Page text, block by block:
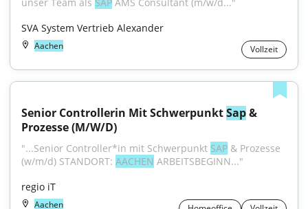
SVA System Vertrieb Alexander
Aachen Vollzeit
Senior Controllerin Mit Schwerpunkt Sap &
Prozesse (M/W/D)
"...Senior Controller*in mit Schwerpunkt SAP & Prozesse
(w/m/d) STANDORT: AACHEN ARBEITSBEGINN..."
regio iT
Aachen